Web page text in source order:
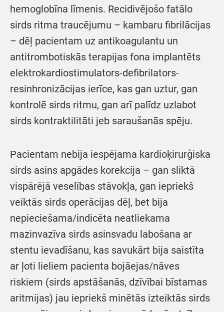
hemoglobīna līmenis. Recidivējošo fatālo
sirds ritma traucējumu – kambaru fibrilācijas
– dēļ pacientam uz antikoagulantu un
antitrombotiskās terapijas fona implantēts
elektrokardiostimulators-defibrilators-
resinhronizācijas ierīce, kas gan uztur, gan
kontrolē sirds ritmu, gan arī palīdz uzlabot
sirds kontraktilitāti jeb saraušanās spēju.
Pacientam nebija iespējama kardioķirurģiska
sirds asins apgādes korekcija – gan sliktā
vispārējā veselības stāvokļa, gan iepriekš
veiktās sirds operācijas dēļ, bet bija
nepieciešama/indicēta neatliekama
mazinvazīva sirds asinsvadu labošana ar
stentu ievadīšanu, kas savukārt bija saistīta
ar ļoti lieliem pacienta bojāejas/nāves
riskiem (sirds apstāšanās, dzīvībai bīstamas
aritmijas) jau iepriekš minētās izteiktās sirds